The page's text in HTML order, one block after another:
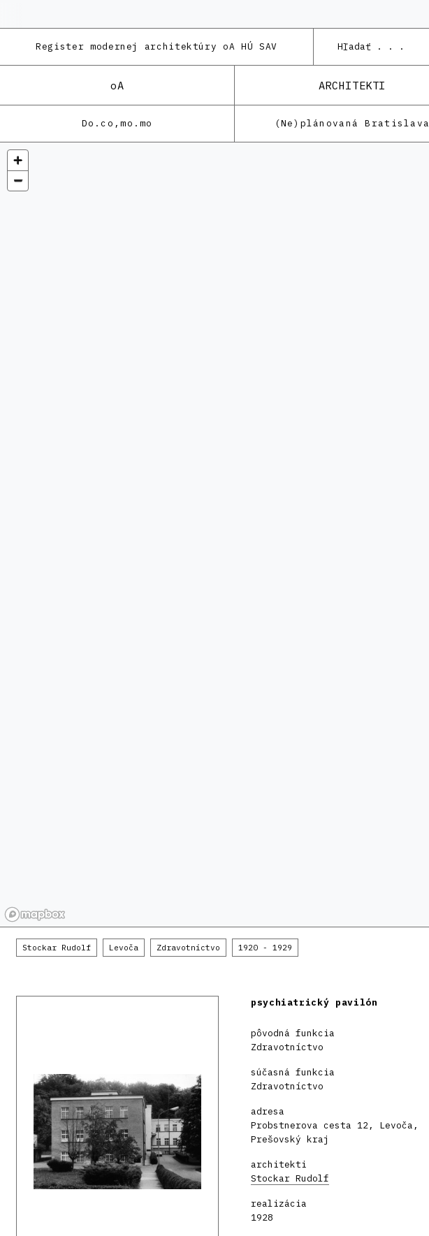
Register modernej architektúry oA HÚ SAV
oA ARCHITEKTI
Do.co,mo.mo (Ne)plánovaná Bratislava
Stockar Rudolf Levoča Zdravotníctvo 1920 - 1929
psychiatrický pavilón
pôvodná funkcia
Zdravotníctvo
súčasná funkcia
Zdravotníctvo
adresa
Probstnerova cesta 12, Levoča,
Prešovský kraj
architekti
Stockar Rudolf
realizácia
1928